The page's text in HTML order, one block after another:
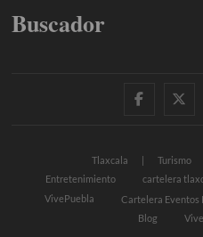
Buscador
Tlaxcala Turismo
Entretenimiento
cartelera
VivePuebla
Cartelera Eventos
Blog